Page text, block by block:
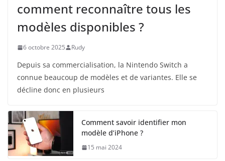
comment reconnaître tous les
modèles disponibles ?
6 octobre 2025 Rudy
Depuis sa commercialisation, la Nintendo Switch a
connue beaucoup de modèles et de variantes. Elle se
décline donc en plusieurs
Comment savoir identifier mon
modèle d’iPhone ?
15 mai 2024